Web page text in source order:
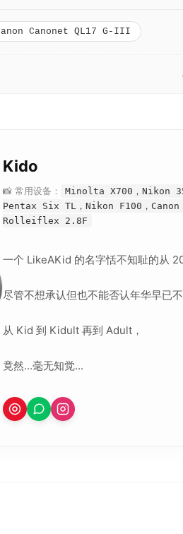
Canonet QL17 G-III
Kido
📸 常用设备：
Minolta X700，Nikon
Pentax Six TL，Nikon F100，Canon
Rolleiflex 2.8F
一个 LikeAKid 的名字恬不知耻的从
尽管不想承认但也不能否认年华早已不
从 Kid 到 Kidult 再到 Adult，
竟然...毫无知觉...